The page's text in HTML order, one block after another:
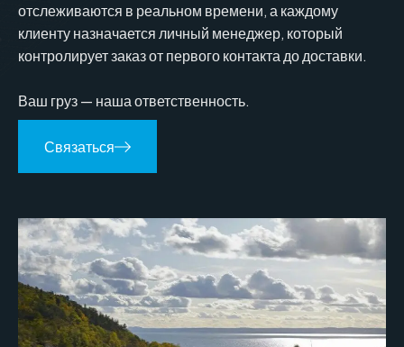
отслеживаются в реальном времени, а каждому
клиенту назначается личный менеджер, который
контролирует заказ от первого контакта до доставки.
Ваш груз — наша ответственность.
Связаться